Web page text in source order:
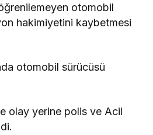
otomobil
hakimiyetini kaybetmesi
otomobil sürücüsü
olay yerine polis ve Acil